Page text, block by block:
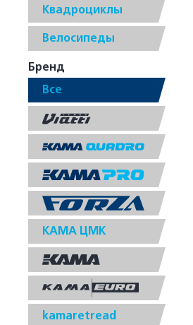
Квадроциклы
Велосипеды
Бренд
Все
КАМА ЦМК
kamaretread